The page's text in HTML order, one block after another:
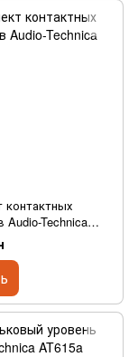
контактных
Audio-Technica